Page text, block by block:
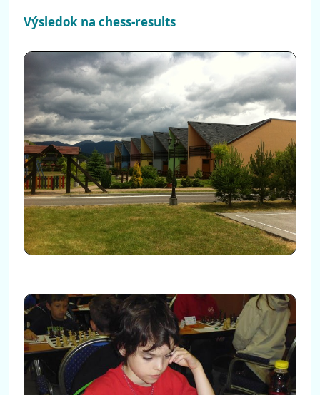
Výsledok na chess-results